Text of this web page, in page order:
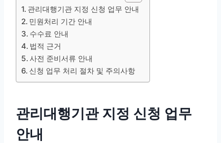
관리대행기관 지정 신청 업무 안내
민원처리 기간 안내
수수료 안내
법적 근거
사전 준비서류 안내
신청 업무 처리 절차 및 주의사항
관리대행기관 지정 신청 업무
안내